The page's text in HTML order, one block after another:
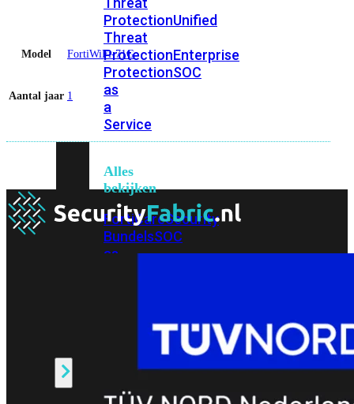
ProtectionUnified
Threat
ProtectionEnterprise
ProtectionSOC
as
a
Service
Alles
bekijken
FortiCareSecurity
BundelsSOC
as
Model FortiWiFi-71G
Aantal jaar 1